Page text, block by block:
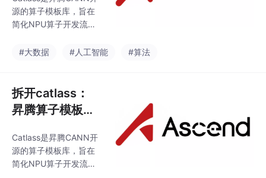
代码，显著提升开发效
率。相比传统Ascend C
开发，catlass生成的算
（如1024x1024矩阵乘
其设
源的算子模板库，旨在
简化NPU算子开发流
抽象为三层模板架构：
（矩阵乘/卷积等）和实
例化接口。开发者只需
关注算子核心逻辑，模
代码，显著提升开发效
率。相比传统Ascend C
开发，catlass生成的算
#大数据 #人工智能 #算法
拆开catlass：
昇腾算子模板库
Catlass是昇腾CANN开
源的算子模板库，旨在
简化NPU算子开发流